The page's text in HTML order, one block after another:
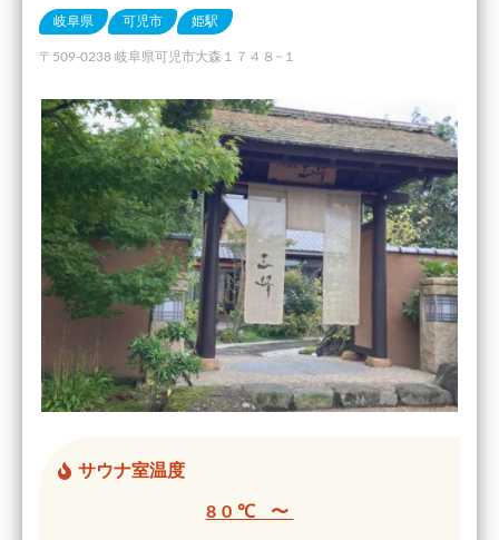
岐阜県 可児市 姫駅
〒509-0238 岐阜県可児市大森１７４８−１
サウナ室温度
80℃ 〜